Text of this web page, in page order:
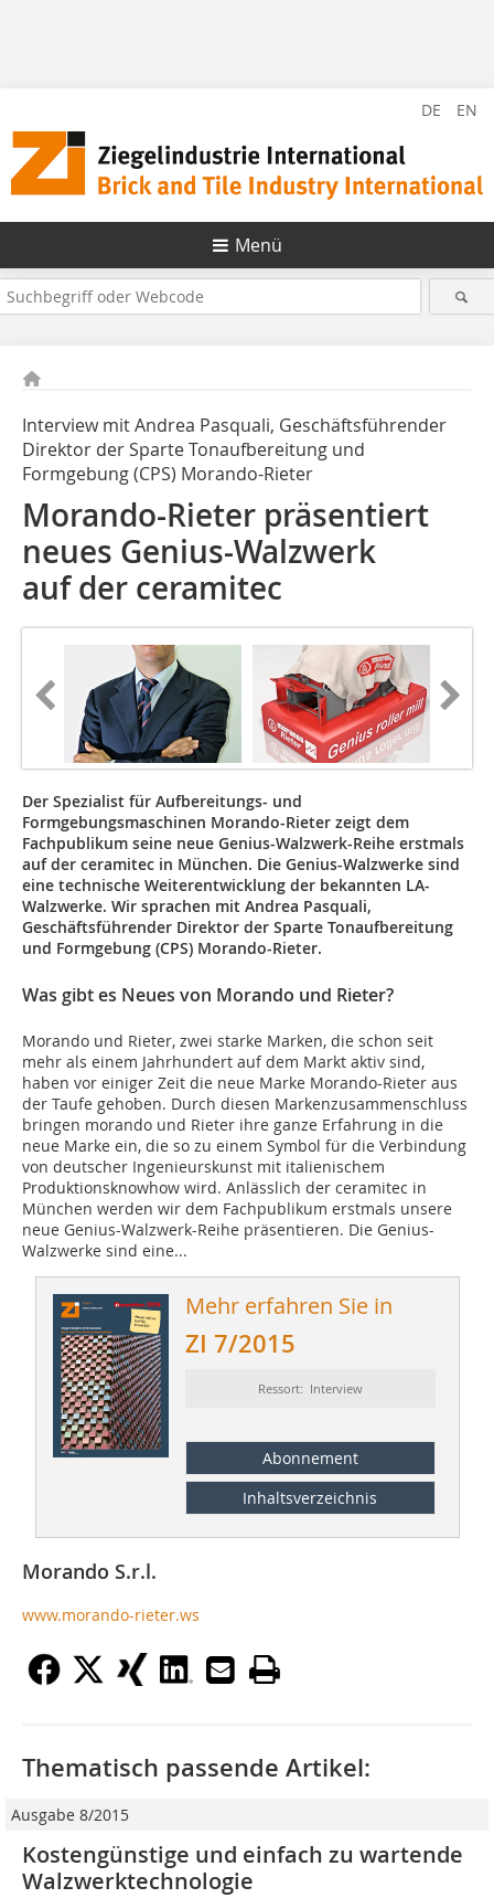
DE EN
Menü
Interview mit Andrea Pasquali, Geschäftsführender
Direktor der Sparte Tonaufbereitung und
Formgebung (CPS) Morando-Rieter
Morando-Rieter präsentiert
neues Genius-Walzwerk
auf der ceramitec
Der Spezialist für Aufbereitungs- und
Formgebungsmaschinen Morando-Rieter zeigt dem
Fachpublikum seine neue Genius-Walzwerk-Reihe erstmals
auf der ceramitec in München. Die Genius-Walzwerke sind
eine technische Weiterentwicklung der bekannten LA-
Walzwerke. Wir sprachen mit Andrea Pasquali,
Geschäftsführender Direktor der Sparte Tonaufbereitung
und Formgebung (CPS) Morando-Rieter.
Was gibt es Neues von Morando und Rieter?
Morando und Rieter, zwei starke Marken, die schon seit
mehr als einem Jahrhundert auf dem Markt aktiv sind,
haben vor einiger Zeit die neue Marke Morando-Rieter aus
der Taufe gehoben. Durch diesen Markenzusammenschluss
bringen morando und Rieter ihre ganze Erfahrung in die
neue Marke ein, die so zu einem Symbol für die Verbindung
von deutscher Ingenieurskunst mit italienischem
Produktionsknowhow wird. Anlässlich der ceramitec in
München werden wir dem Fachpublikum erstmals unsere
neue Genius-Walzwerk-Reihe präsentieren. Die Genius-
Walzwerke sind eine...
Mehr erfahren Sie in
ZI 7/2015
Ressort: Interview
Abonnement
Inhaltsverzeichnis
Morando S.r.l.
www.morando-rieter.ws
Thematisch passende Artikel:
Ausgabe 8/2015
Kostengünstige und einfach zu wartende
­Walzwerktechnologie